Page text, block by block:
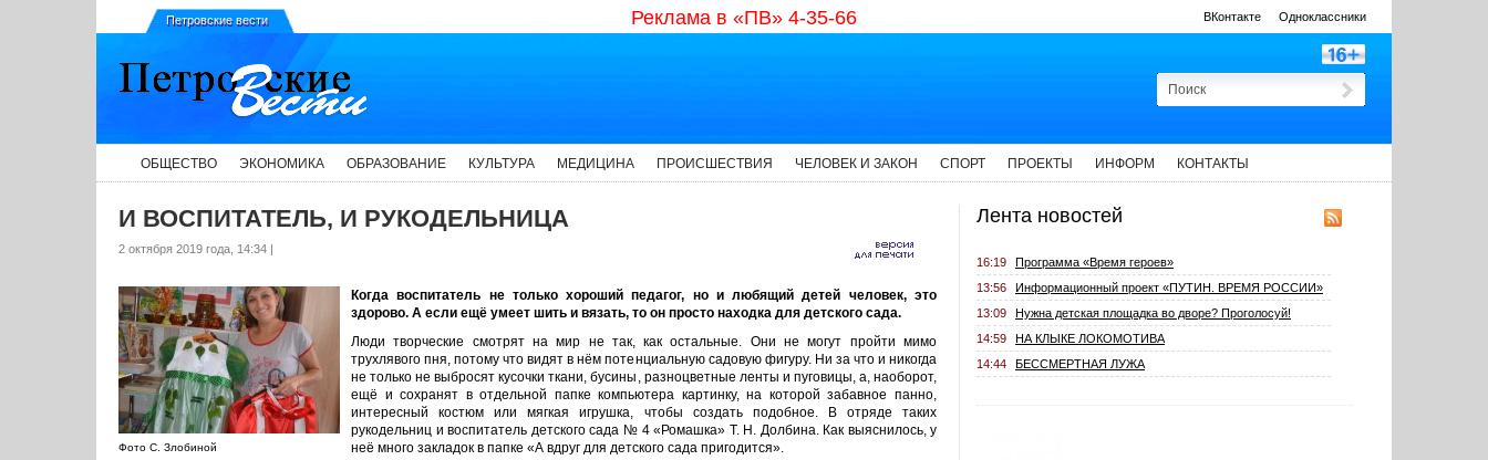
Петровские вести Реклама в «ПВ» 4-35-66 ВКонтакте Одноклассники
ОБЩЕСТВО ЭКОНОМИКА ОБРАЗОВАНИЕ КУЛЬТУРА МЕДИЦИНА ПРОИСШЕСТВИЯ ЧЕЛОВЕК И ЗАКОН СПОРТ ПРОЕКТЫ ИНФОРМ КОНТАКТЫ
И ВОСПИТАТЕЛЬ, И РУКОДЕЛЬНИЦА
2 октября 2019 года, 14:34 |
Фото С. Злобиной
Когда воспитатель не только хороший педагог, но и любящий детей человек, это
здорово. А если ещё умеет шить и вязать, то он просто находка для детского сада.
Люди творческие смотрят на мир не так, как остальные. Они не могут пройти мимо
трухлявого пня, потому что видят в нём потенциальную садовую фигуру. Ни за что и никогда
не только не выбросят кусочки ткани, бусины, разноцветные ленты и пуговицы, а, наоборот,
ещё и сохранят в отдельной папке компьютера картинку, на которой забавное панно,
интересный костюм или мягкая игрушка, чтобы создать подобное. В отряде таких
рукодельниц и воспитатель детского сада № 4 «Ромашка» Т. Н. Долбина. Как выяснилось, у
неё много закладок в папке «А вдруг для детского сада пригодится».
Лента новостей
16:19
Программа «Время героев»
13:56
Информационный проект «ПУТИН. ВРЕМЯ РОССИИ»
13:09
Нужна детская площадка во дворе? Проголосуй!
14:59
НА КЛЫКЕ ЛОКОМОТИВА
14:44
БЕССМЕРТНАЯ ЛУЖА